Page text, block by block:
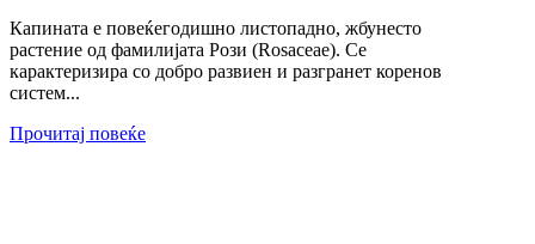
Капината е повеќегодишно листопадно, жбунесто
растение од фамилијата Рози (Rosaceae). Се
карактеризира со добро развиен и разгранет коренов
систем...
Прочитај повеќе